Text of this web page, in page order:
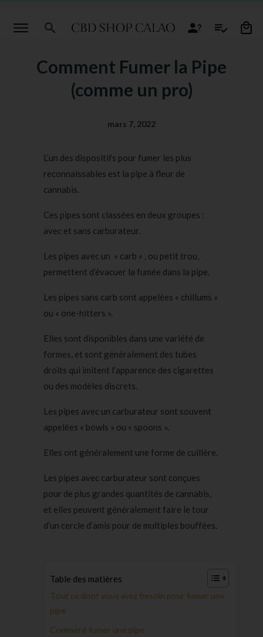
Comment Fumer la Pipe
(comme un pro)
mars 7, 2022
L’un des dispositifs pour fumer les plus
reconnaissables est la pipe à fleur de
cannabis.
Ces pipes sont classées en deux groupes :
avec et sans carburateur.
Les pipes avec un » carb « , ou petit trou,
permettent d’évacuer la fumée dans la pipe.
Les pipes sans carb sont appelées « chillums »
ou « one-hitters ».
Elles sont disponibles dans une variété de
formes, et sont généralement des tubes
droits qui imitent l’apparence des cigarettes
ou des modèles discrets.
Les pipes avec un carburateur sont souvent
appelées « bowls » ou « spoons ».
Elles ont généralement une forme de cuillère.
Les pipes avec carburateur sont conçues
pour de plus grandes quantités de cannabis,
et elles peuvent généralement faire le tour
d’un cercle d’amis pour de multiples bouffées.
Table des matières
Tout ce dont vous avez besoin pour fumer une
pipe
Comment fumer une pipe